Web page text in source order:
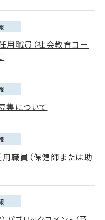
用職員（社会教育コー
集について
職員（保健師または助